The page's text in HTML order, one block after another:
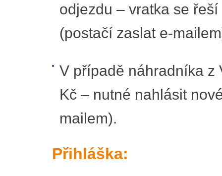
odjezdu – vratka se
(postačí zaslat e-
V případě náhradníka z
Kč – nutné nahlásit
mailem).
Přihláška: